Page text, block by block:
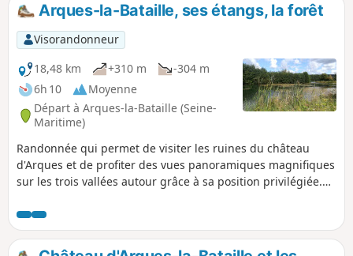
Arques-la-Bataille, ses étangs, la forêt
Visorandonneur
18,48 km
+310 m
-304 m
6h 10
Moyenne
Départ à Arques-la-Bataille (Seine-
Maritime)
Randonnée qui permet de visiter les ruines du château
d'Arques et de profiter des vues panoramiques magnifiques
sur les trois vallées autour grâce à sa position privilégiée.
Pierre. Retour par la Forêt d'Arques et ses hêtres
magnifiques.